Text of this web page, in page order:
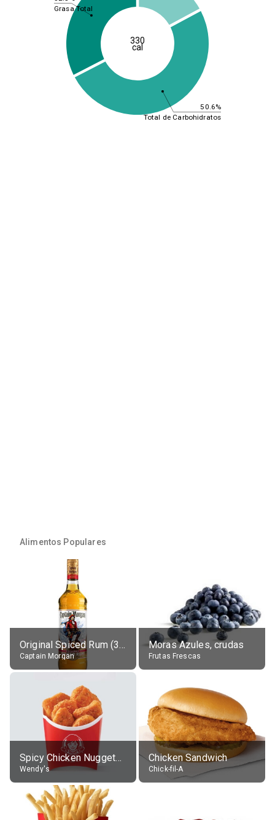
50.6%
Total de Carbohidratos
Grasa Total
330
cal
Alimentos Populares
Original Spiced Rum (35% alc.)
Captain Morgan
Moras Azules, crudas
Frutas Frescas
Spicy Chicken Nuggets, without sauce
Wendy's
Chicken Sandwich
Chick-fil-A